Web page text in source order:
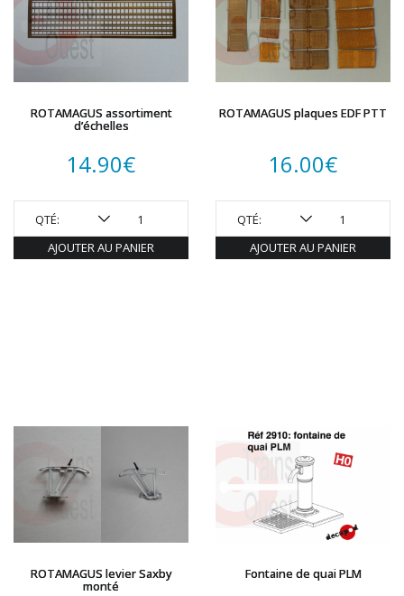
ROTAMAGUS assortiment
d’échelles
14.90€
QTÉ:
AJOUTER AU PANIER
ROTAMAGUS plaques EDF PTT
16.00€
QTÉ:
AJOUTER AU PANIER
ROTAMAGUS levier Saxby
monté
Fontaine de quai PLM